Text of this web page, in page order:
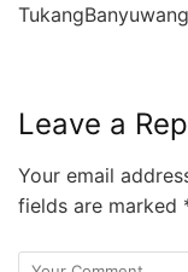
Leave a
Your email
fields are marked